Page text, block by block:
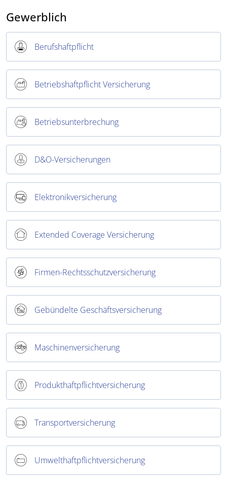
Gewerblich
Berufshaftpflicht
Betriebshaftpflicht Versicherung
Betriebsunterbrechung
D&O-Versicherungen
Elektronikversicherung
Extended Coverage Versicherung
Firmen-Rechtsschutzversicherung
Gebündelte Geschäftsversicherung
Maschinenversicherung
Produkthaftpflichtversicherung
Transportversicherung
Umwelthaftpflichtversicherung